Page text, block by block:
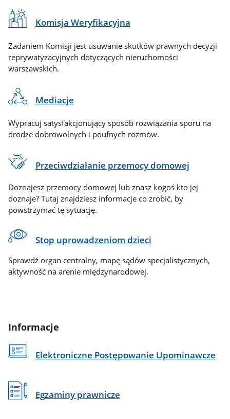
Komisja Weryfikacyjna
Zadaniem Komisji jest usuwanie skutków prawnych decyzji
reprywatyzacyjnych dotyczących nieruchomości
warszawskich.
Mediacje
Wypracuj satysfakcjonujący sposób rozwiązania sporu na
drodze dobrowolnych i poufnych rozmów.
Przeciwdziałanie przemocy domowej
Doznajesz przemocy domowej lub znasz kogoś kto jej
doznaje? Tutaj znajdziesz informacje co zrobić, by
powstrzymać tę sytuację.
Stop uprowadzeniom dzieci
Sprawdź organ centralny, mapę sądów specjalistycznych,
aktywność na arenie międzynarodowej.
Informacje
Elektroniczne Postępowanie Upominawcze
Egzaminy prawnicze